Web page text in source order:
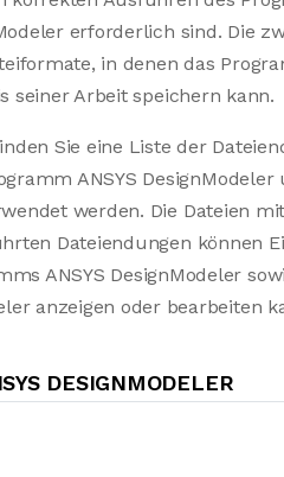
erforderlich sind. Die
in denen das
seiner Arbeit speichern kann.
Sie eine Liste der
ANSYS
werden. Die Dateien
Dateiendungen können
ANSYS DesignModeler
anzeigen oder bearbeiten
DESIGNMODELER